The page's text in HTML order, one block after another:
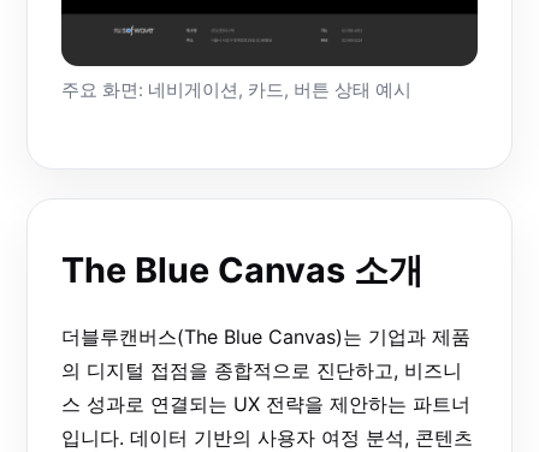
주요 화면: 네비게이션, 카드, 버튼 상태 예시
The Blue Canvas 소개
더블루캔버스(The Blue Canvas)는 기업과 제품
의 디지털 접점을 종합적으로 진단하고, 비즈니
스 성과로 연결되는 UX 전략을 제안하는 파트너
입니다. 데이터 기반의 사용자 여정 분석, 콘텐츠